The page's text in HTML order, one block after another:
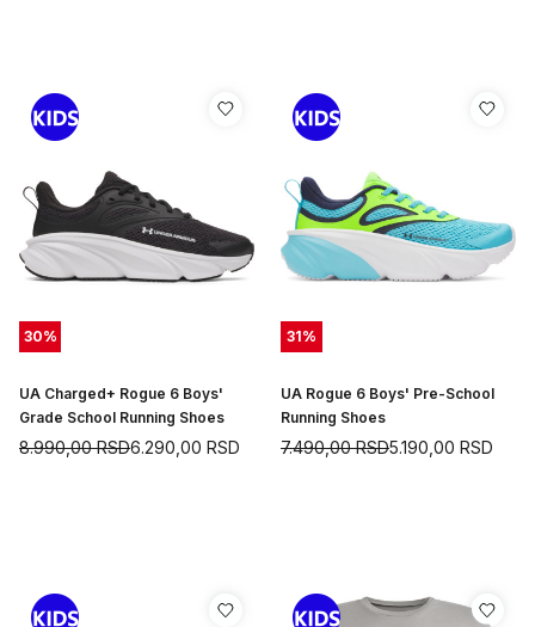
30%
UA Charged+ Rogue 6 Boys'
Grade School Running Shoes
6.290,00 RSD
8.990,00RSD
31%
UA Rogue 6 Boys' Pre-School
Running Shoes
5.190,00 RSD
7.490,00RSD